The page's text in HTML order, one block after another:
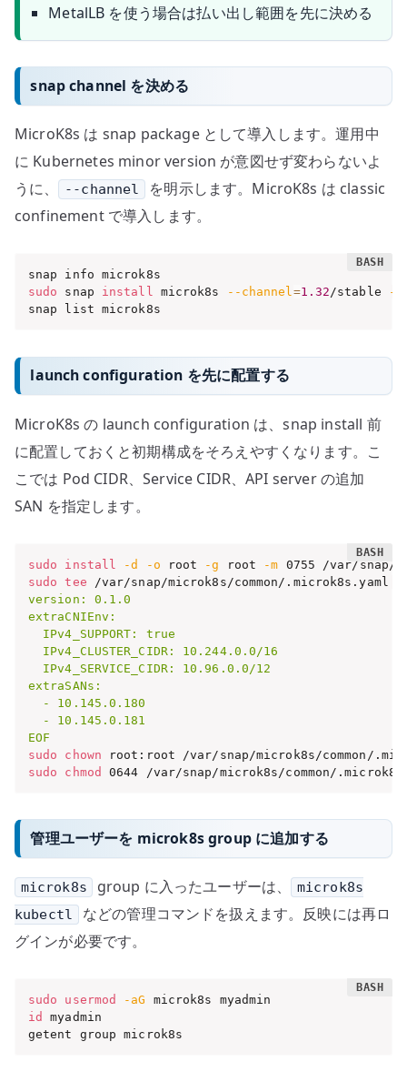
MetalLB を使う場合は払い出し範囲を先に決める
snap channel を決める
MicroK8s は snap package として導入します。運用中
に Kubernetes minor version が意図せず変わらないよ
うに、
--channel
を明示します。MicroK8s は classic
confinement で導入します。
sudo snap install microk8s --channel=1.32/stable
--
snap list microk8s
launch configuration を先に配置する
MicroK8s の launch configuration は、snap install 前
に配置しておくと初期構成をそろえやすくなります。こ
こでは Pod CIDR、Service CIDR、API server の追加
SAN を指定します。
sudo install -d -o root -g root
-m
sudo
tee /var/snap/microk8s/common/.microk8s.yaml
version: 0.1.0
extraCNIEnv:
  IPv4_SUPPORT: true
  IPv4_CLUSTER_CIDR: 10.244.0.0/16
  IPv4_SERVICE_CIDR: 10.96.0.0/12
extraSANs:
  - 10.145.0.180
  - 10.145.0.181
EOF
sudo
chown
sudo
chmod 0644 /var/snap/microk8s/common/
管理ユーザーを microk8s group に追加する
microk8s group に入ったユーザーは、
microk8s
kubectl
などの管理コマンドを扱えます。反映には再ロ
グインが必要です。
sudo usermod -aG
id
myadmin
getent group microk8s